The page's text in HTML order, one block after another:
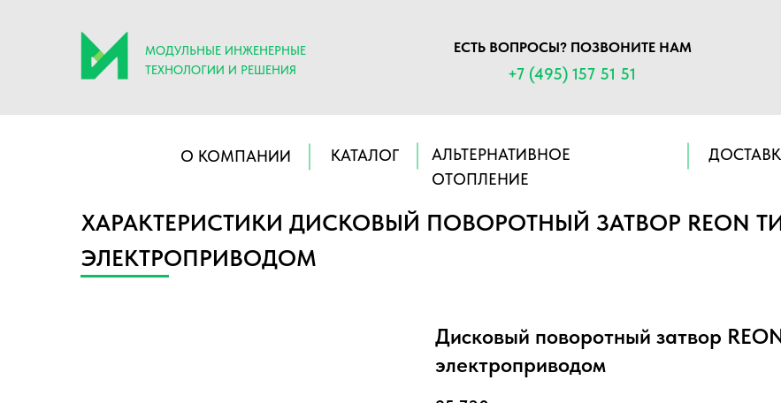
+7 (495) 157 51 51
МОДУЛЬНЫЕ ИНЖЕНЕРНЫЕ
ТЕХНОЛОГИИ И РЕШЕНИЯ
ЕСТЬ ВОПРОСЫ? ПОЗВОНИТЕ НАМ
О КОМПАНИИ КАТАЛОГ
АЛЬТЕРНАТИВНОЕ
ОТОПЛЕНИЕ
ХАРАКТЕРИСТИКИ ДИСКОВЫЙ ПОВОРОТНЫЙ ЗАТВОР REON
ЭЛЕКТРОПРИВОДОМ
Дисковый поворотный затвор
электроприводом